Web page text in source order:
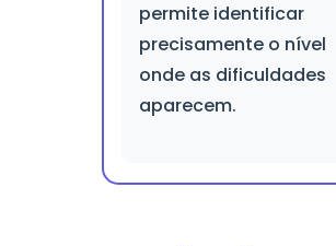
permite identificar
precisamente o nível
onde as dificuldades
aparecem.